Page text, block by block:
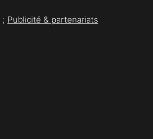
; Publicité & partenariats